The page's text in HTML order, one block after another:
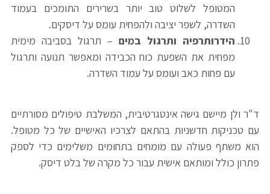
המטופל לשלוט טוב יותר בשרירים התומכים בעמוד
השדרה, לשפר יציבה ולהפחית עומס על דיסקים.
הידרותרפיה ותרגול במים– תרגול בסביבה מימית
מפחית את השפעת כוח הכבידה ומאפשר תנועה ותרגול
עם פחות כאב ועומס על עמוד השדרה.
ד"ר ולן מיישם גישה אינטגרטיבית, המשלבת טיפולים מסורתיים
עם טכניקות חדשניות בהתאם לצרכיו האישיים של כל מטופל.
הוא משתף פעולה עם מומחים בתחומים משלימים כדי לספק
פתרון כולל ומותאם אישית עבור כל מקרה של בלט דיסק.